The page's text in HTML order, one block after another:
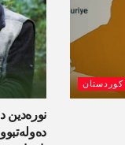
نورەدین
کوردستان